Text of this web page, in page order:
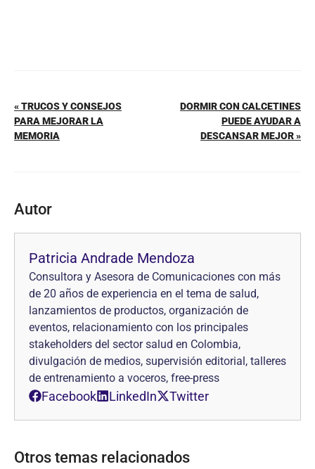
« TRUCOS Y CONSEJOS
PARA MEJORAR LA
MEMORIA
DORMIR CON CALCETINES
PUEDE AYUDAR A
DESCANSAR MEJOR »
Autor
Patricia Andrade Mendoza
Consultora y Asesora de Comunicaciones con más
de 20 años de experiencia en el tema de salud,
lanzamientos de productos, organización de
eventos, relacionamiento con los principales
stakeholders del sector salud en Colombia,
divulgación de medios, supervisión editorial, talleres
de entrenamiento a voceros, free-press
Facebook LinkedIn Twitter
Otros temas relacionados